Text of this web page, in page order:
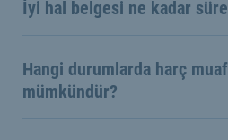
İyi hal belgesi ne kadar
Hangi durumlarda harç
mümkündür?